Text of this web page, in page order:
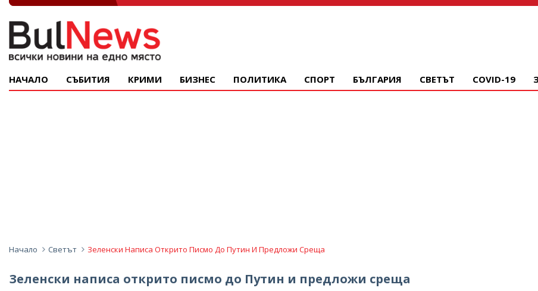
НАЧАЛО СЪБИТИЯ КРИМИ БИЗНЕС ПОЛИТИКА СПОРТ БЪЛГАРИЯ СВЕТЪТ COVID-19
Начало Светът Зеленски Написа Открито Писмо До Путин И Предложи Среща
Зеленски написа открито писмо до Путин и предложи среща